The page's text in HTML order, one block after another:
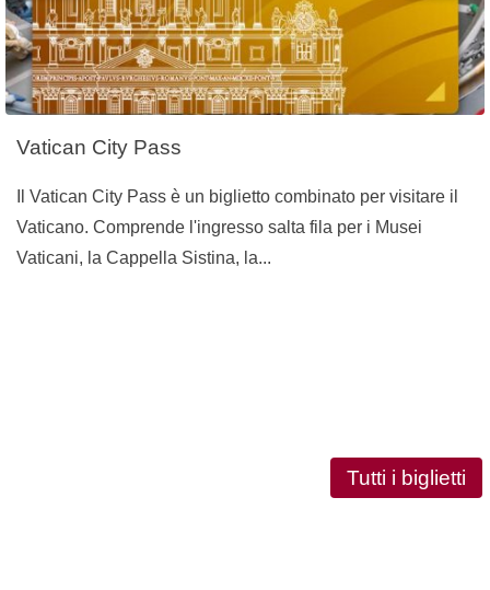
Vatican City Pass
Il Vatican City Pass è un biglietto combinato per visitare il
Vaticano. Comprende l'ingresso salta fila per i Musei
Vaticani, la Cappella Sistina, la...
Tutti i biglietti